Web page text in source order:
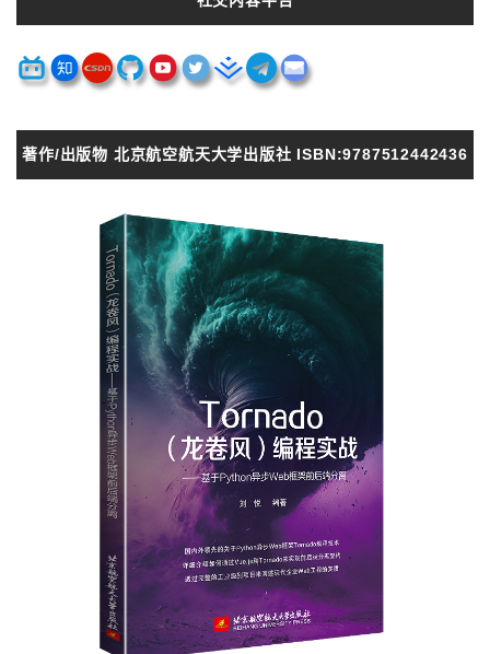
著作/出版物 北京航空航天大学出版社 ISBN:9787512442436